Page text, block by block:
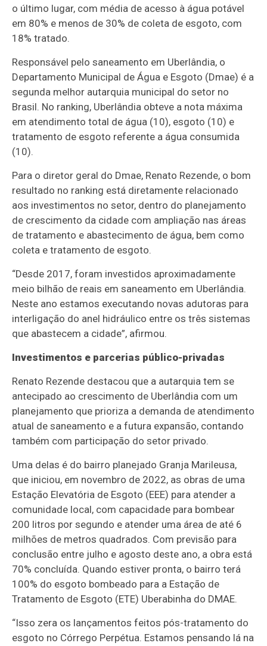
o último lugar, com média de acesso à água potável
em 80% e menos de 30% de coleta de esgoto, com
18% tratado.
Responsável pelo saneamento em Uberlândia, o
Departamento Municipal de Água e Esgoto (Dmae) é a
segunda melhor autarquia municipal do setor no
Brasil. No ranking, Uberlândia obteve a nota máxima
em atendimento total de água (10), esgoto (10) e
tratamento de esgoto referente a água consumida
(10).
Para o diretor geral do Dmae, Renato Rezende, o bom
resultado no ranking está diretamente relacionado
aos investimentos no setor, dentro do planejamento
de crescimento da cidade com ampliação nas áreas
de tratamento e abastecimento de água, bem como
coleta e tratamento de esgoto.
“Desde 2017, foram investidos aproximadamente
meio bilhão de reais em saneamento em Uberlândia.
Neste ano estamos executando novas adutoras para
interligação do anel hidráulico entre os três sistemas
que abastecem a cidade”, afirmou.
Investimentos e parcerias público-privadas
Renato Rezende destacou que a autarquia tem se
antecipado ao crescimento de Uberlândia com um
planejamento que prioriza a demanda de atendimento
atual de saneamento e a futura expansão, contando
também com participação do setor privado.
Uma delas é do bairro planejado Granja Marileusa,
que iniciou, em novembro de 2022, as obras de uma
Estação Elevatória de Esgoto (EEE) para atender a
comunidade local, com capacidade para bombear
200 litros por segundo e atender uma área de até 6
milhões de metros quadrados. Com previsão para
conclusão entre julho e agosto deste ano, a obra está
70% concluída. Quando estiver pronta, o bairro terá
100% do esgoto bombeado para a Estação de
Tratamento de Esgoto (ETE) Uberabinha do DMAE.
“Isso zera os lançamentos feitos pós-tratamento do
esgoto no Córrego Perpétua. Estamos pensando lá na